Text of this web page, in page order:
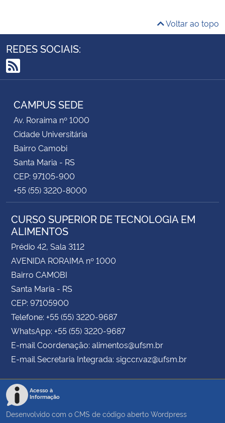
Voltar ao topo
REDES SOCIAIS:
RSS
CAMPUS SEDE
Av. Roraima nº 1000
Cidade Universitária
Bairro Camobi
Santa Maria - RS
CEP: 97105-900
+55 (55) 3220-8000
CURSO SUPERIOR DE TECNOLOGIA EM
ALIMENTOS
Prédio 42, Sala 3112
AVENIDA RORAIMA nº 1000
Bairro CAMOBI
Santa Maria - RS
CEP: 97105900
Telefone: +55 (55) 3220-9687
WhatsApp: +55 (55) 3220-9687
E-mail Coordenação: alimentos@ufsm.br
E-mail Secretaria Integrada: sigccr.vaz@ufsm.br
Acesso à
Informação
Desenvolvido com o CMS de código aberto Wordpress